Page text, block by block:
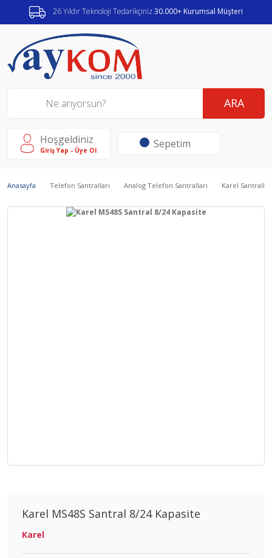
26 Yıldır Teknoloji Tedarikçiniz30.000+ Kurumsal Müşteri
ARA
Hoşgeldiniz
Giriş Yap - Üye Ol Sepetim
Anasayfa Telefon Santralları Analog Telefon Santralları Karel Santrallar
Karel MS48S Santral 8/24 Kapasite
Karel